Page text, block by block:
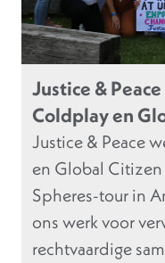
Justice &
Coldplay en
Justice & Peace
en Global
Spheres-tour in
ons werk voor
rechtvaardige